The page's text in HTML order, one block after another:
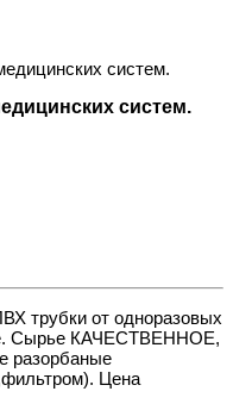
систем.
систем.
трубки от одноразовых
Сырье КАЧЕСТВЕННОЕ,
разорбаные
Цена